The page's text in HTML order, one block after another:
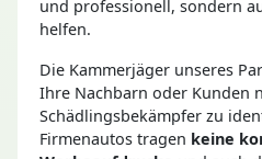
und professionell, sondern
helfen.
Die Kammerjäger unseres
Ihre Nachbarn oder Kunden
Schädlingsbekämpfer zu
Firmenautos tragen keine